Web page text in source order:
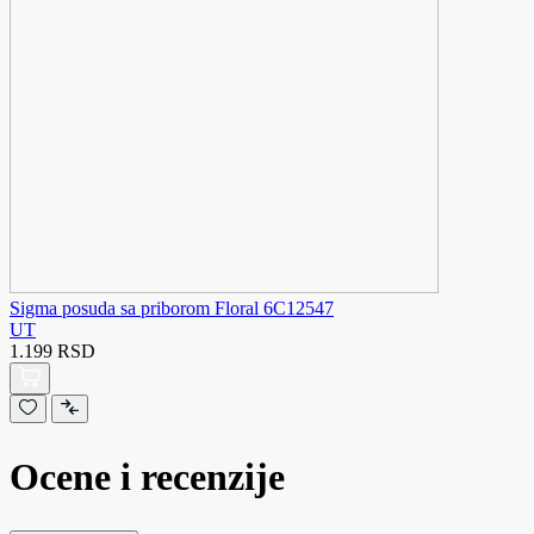
Sigma posuda sa priborom Floral 6C12547
UT
1.199 RSD
Ocene i recenzije